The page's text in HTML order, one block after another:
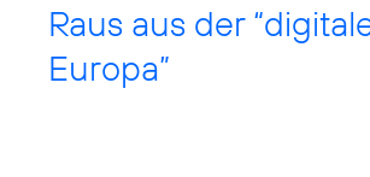
Raus aus der
Europa”